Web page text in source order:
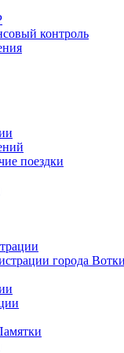
контроль
поездки
города